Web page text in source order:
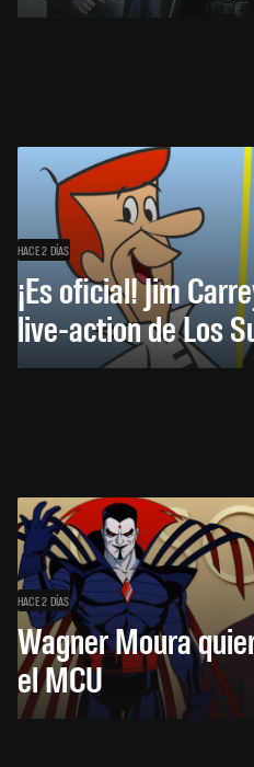
HACE 2 DÍAS
¡Es oficial! Jim
live-action de Los
HACE 2 DÍAS
Wagner Moura
el MCU